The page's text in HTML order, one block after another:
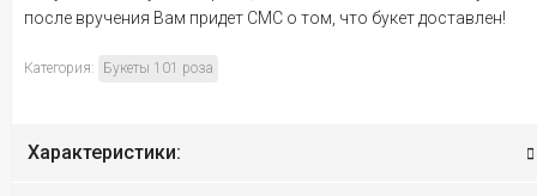
после вручения Вам придет СМС о том, что букет доставлен!
Категория: Букеты 101 роза
Характеристики: